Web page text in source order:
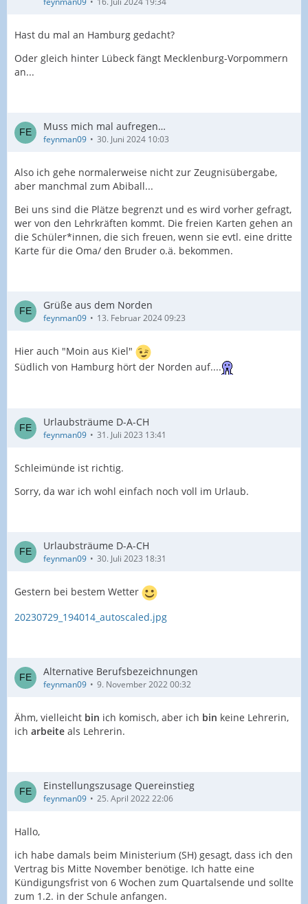
Hast du mal an Hamburg gedacht?
Oder gleich hinter Lübeck fängt Mecklenburg-Vorpommern
an...
Muss mich mal aufregen…
feynman09 30. Juni 2024 10:03
Also ich gehe normalerweise nicht zur Zeugnisübergabe,
aber manchmal zum Abiball...
Bei uns sind die Plätze begrenzt und es wird vorher gefragt,
wer von den Lehrkräften kommt. Die freien Karten gehen an
die Schüler*innen, die sich freuen, wenn sie evtl. eine dritte
Karte für die Oma/ den Bruder o.ä. bekommen.
Grüße aus dem Norden
feynman09 13. Februar 2024 09:23
Hier auch "Moin aus Kiel"
Südlich von Hamburg hört der Norden auf....
Urlaubsträume D-A-CH
feynman09 31. Juli 2023 13:41
Schleimünde ist richtig.
Sorry, da war ich wohl einfach noch voll im Urlaub.
Urlaubsträume D-A-CH
feynman09 30. Juli 2023 18:31
Gestern bei bestem Wetter
20230729_194014_autoscaled.jpg
Alternative Berufsbezeichnungen
feynman09 9. November 2022 00:32
Ähm, vielleicht bin ich komisch, aber ich bin keine Lehrerin,
ich arbeite als Lehrerin.
Einstellungszusage Quereinstieg
feynman09 25. April 2022 22:06
Hallo,
ich habe damals beim Ministerium (SH) gesagt, dass ich den
Vertrag bis Mitte November benötige. Ich hatte eine
Kündigungsfrist von 6 Wochen zum Quartalsende und sollte
zum 1.2. in der Schule anfangen.